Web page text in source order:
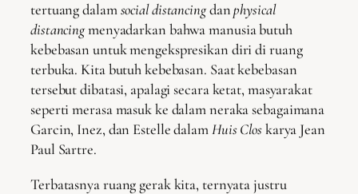
tertuang dalamsocial distancingdanphysical
distancingmenyadarkan bahwa manusia butuh
kebebasan untuk mengekspresikan diri di ruang
terbuka. Kita butuh kebebasan. Saat kebebasan
tersebut dibatasi, apalagi secara ketat, masyarakat
seperti merasa masuk ke dalam neraka sebagaimana
Garcin, Inez, dan Estelle dalamHuis Closkarya Jean
Paul Sartre.
Terbatasnya ruang gerak kita, ternyata justru